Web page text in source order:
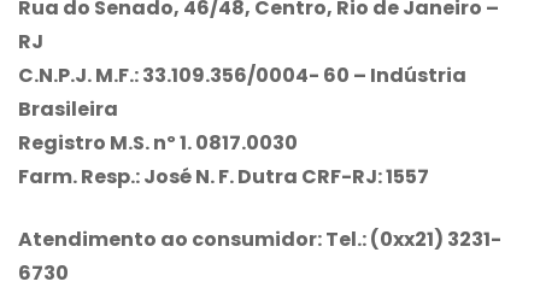
Rua do Senado, 46/48, Centro, Rio de Janeiro –
RJ
C.N.P.J. M.F.: 33.109.356/0004- 60 – Indústria
Brasileira
Registro M.S. nº 1. 0817.0030
Farm. Resp.: José N. F. Dutra CRF-RJ: 1557
Atendimento ao consumidor: Tel.: (0xx21) 3231-
6730